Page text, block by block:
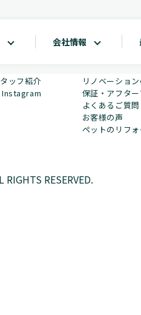
会社情報
情報
ッフ紹介
Instagram
リノベーショ
リノベーショ
保証・アフタ
よくあるご質問
お客様の声
ペットのリフォ
RESERVED.